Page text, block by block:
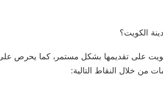
الكويت؟
على تقديمها بشكل مستمر، كما يحرص
من خلال النقاط التالية: